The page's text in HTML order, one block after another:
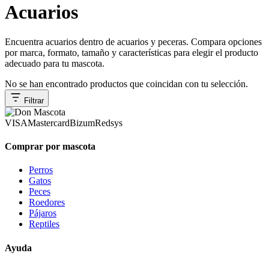
Acuarios
Encuentra acuarios dentro de acuarios y peceras. Compara opciones
por marca, formato, tamaño y características para elegir el producto
adecuado para tu mascota.
No se han encontrado productos que coincidan con tu selección.
Filtrar
VISAMastercardBizumRedsys
Comprar por mascota
Perros
Gatos
Peces
Roedores
Pájaros
Reptiles
Ayuda